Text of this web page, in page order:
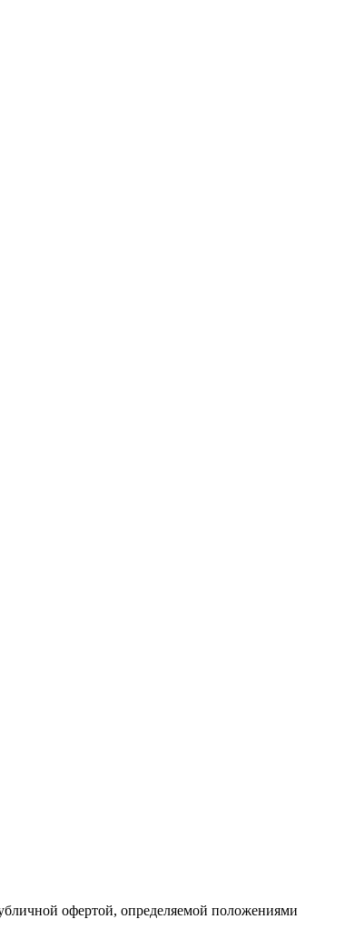
офертой, определяемой положениями